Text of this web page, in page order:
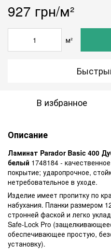
927 грн/м²
м²
В избранное
Описание
Ламинат Parador Basic 400
белый 1748184 -
покрытие; ударопрочное,
нетребовательное в уходе.
Изделие имеет пропитку по
набухания. Планки размером
стронней фаской и легко
Safe-Lock Pro
обеспечивающее простую,
установку).